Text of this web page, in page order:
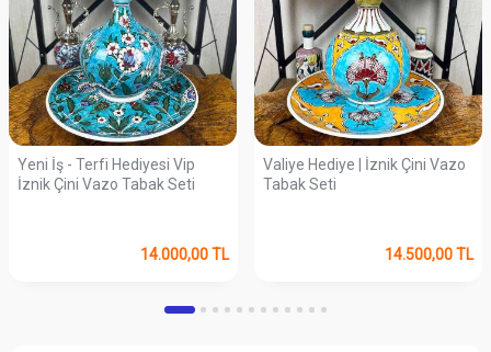
Yeni İş - Terfi Hediyesi Vip
İznik Çini Vazo Tabak Seti
14.000,00TL
Valiye Hediye | İznik Çini Vazo
Tabak Seti
14.500,00TL